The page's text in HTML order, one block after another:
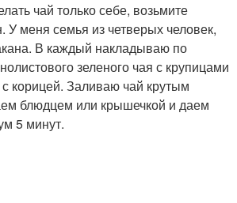
чай только себе, возьмите
У меня семья из четверых человек,
В каждый накладываю по
зеленого чая с крупицами
с корицей. Заливаю чай крутым
блюдцем или крышечкой и даем
5 минут.